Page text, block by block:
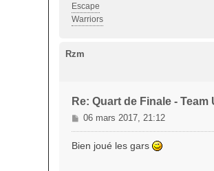
Escape
Warriors
Rzm
Re: Quart de Finale - Team
M
e
s
06 mars 2017, 21:12
Bien joué les gars